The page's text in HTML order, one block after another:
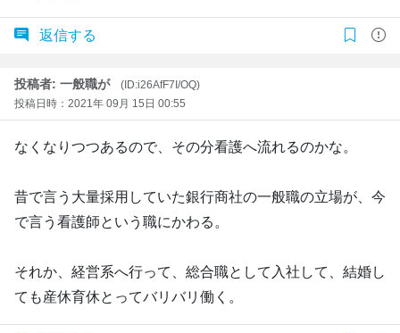
返信する
投稿者: 一般職が
(ID:i26AfF7I/OQ)
投稿日時：2021年 09月 15日 00:55
なくなりつつあるので、その分看護へ流れるのかな。
昔で言う大量採用していた銀行商社の一般職の立場が、今
で言う看護師という職にかわる。
それか、経営系へ行って、総合職として入社して、結婚し
ても産休育休とってバリバリ働く。